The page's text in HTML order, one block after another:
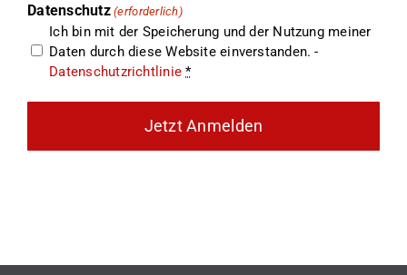
Datenschutz (erforderlich)
Ich bin mit der Speicherung und der Nutzung meiner
Daten durch diese Website einverstanden. -
Datenschutzrichtlinie *